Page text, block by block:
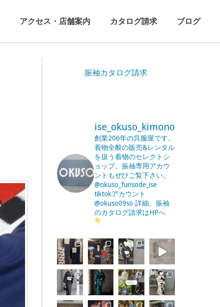
アクセス・店舗案内 カタログ請求 ブログ
振袖カタログ請求
ise_okuso_kimono
創業206年の呉服屋です。
着物全般の販売&レンタル
を扱う着物のセレクトシ
ョップ。振袖専用アカウ
ントもぜひご覧下さい。
@okuso_furisode_ise
tiktokアカウント
@okuso09so 詳細、振袖
のカタログ請求はHPへ